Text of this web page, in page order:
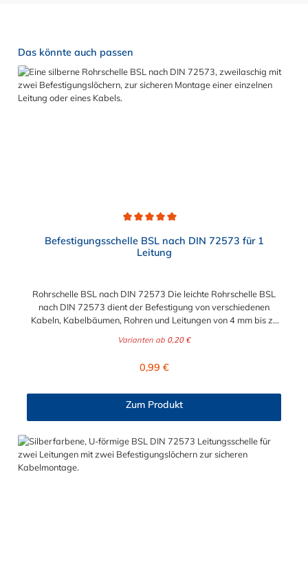
Produktgalerie überspringen
Das könnte auch passen
Befestigungsschelle BSL nach DIN 72573 für 1
Leitung
Rohrschelle BSL nach DIN 72573 Die leichte Rohrschelle BSL
nach DIN 72573 dient der Befestigung von verschiedenen
Kabeln, Kabelbäumen, Rohren und Leitungen von 4 mm bis zu
Varianten ab 0,20 €
Regulärer Preis:
0,99 €
Zum Produkt